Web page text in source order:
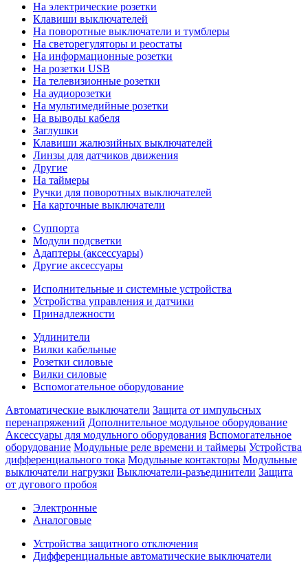
На электрические розетки
Клавиши выключателей
На поворотные выключатели и тумблеры
На светорегуляторы и реостаты
На информационные розетки
На розетки USB
На телевизионные розетки
На аудиорозетки
На мультимедийные розетки
На выводы кабеля
Заглушки
Клавиши жалюзийных выключателей
Линзы для датчиков движения
Другие
На таймеры
Ручки для поворотных выключателей
На карточные выключатели
Суппорта
Модули подсветки
Адаптеры (аксессуары)
Другие аксессуары
Исполнительные и системные устройства
Устройства управления и датчики
Принадлежности
Удлинители
Вилки кабельные
Розетки силовые
Вилки силовые
Вспомогательное оборудование
Автоматические выключатели Защита от импульсных
перенапряжений Дополнительное модульное оборудование
Аксессуары для модульного оборудования Вспомогательное
оборудование Модульные реле времени и таймеры Устройства
дифференциального тока Модульные контакторы Модульные
выключатели нагрузки Выключатели-разъединители Защита
от дугового пробоя
Электронные
Аналоговые
Устройства защитного отключения
Дифференциальные автоматические выключатели